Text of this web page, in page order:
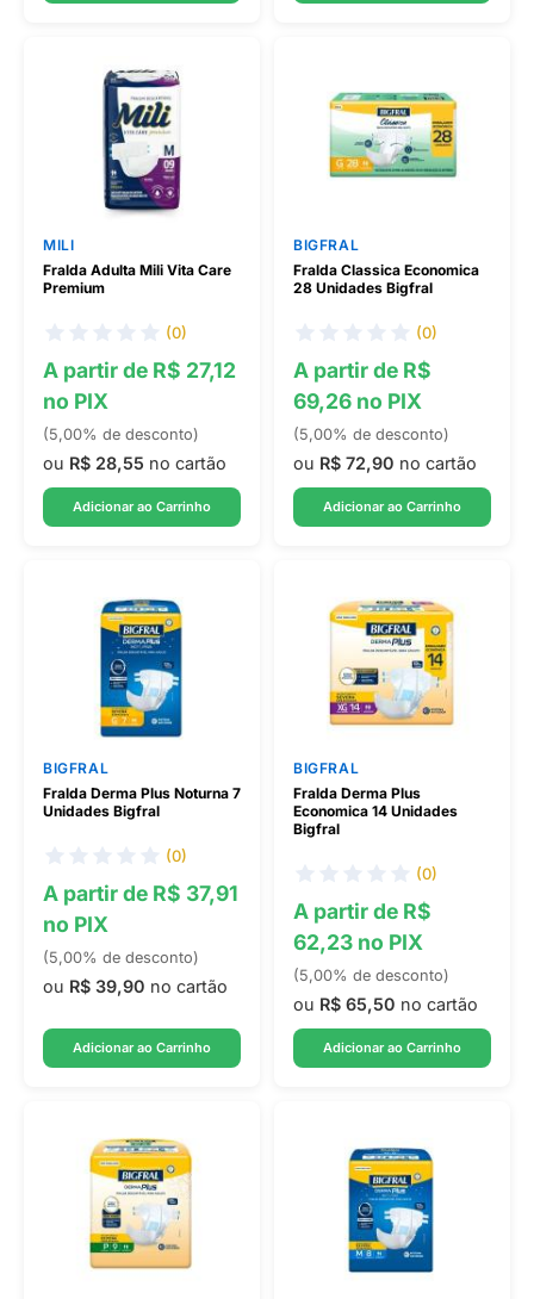
MILI
Fralda Adulta Mili Vita Care
Premium
(0)
A partir de R$ 27,12
no PIX
(5,00% de desconto)
ou R$ 28,55 no cartão
Adicionar ao Carrinho
BIGFRAL
Fralda Classica Economica
28 Unidades Bigfral
(0)
A partir de R$
69,26 no PIX
(5,00% de desconto)
ou R$ 72,90 no cartão
Adicionar ao Carrinho
BIGFRAL
Fralda Derma Plus Noturna 7
Unidades Bigfral
(0)
A partir de R$ 37,91
no PIX
(5,00% de desconto)
ou R$ 39,90 no cartão
Adicionar ao Carrinho
BIGFRAL
Fralda Derma Plus
Economica 14 Unidades
Bigfral
(0)
A partir de R$
62,23 no PIX
(5,00% de desconto)
ou R$ 65,50 no cartão
Adicionar ao Carrinho